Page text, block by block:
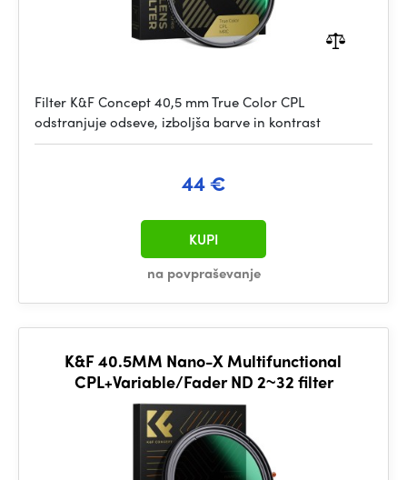
Filter K&F Concept 40,5 mm True Color CPL
odstranjuje odseve, izboljša barve in kontrast
44 €
na povpraševanje
KUPI
K&F 40.5MM Nano-X Multifunctional
CPL+Variable/Fader ND 2~32 filter